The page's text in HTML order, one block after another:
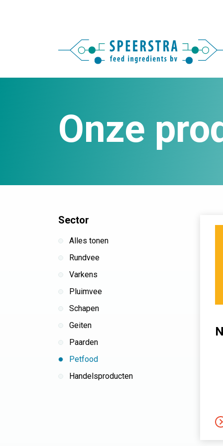
Onze
Sector
Alles tonen
Rundvee
Varkens
Pluimvee
Schapen
Geiten
Paarden
Petfood
Handelsproducten